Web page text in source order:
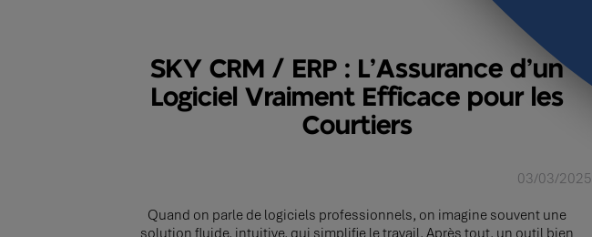
SKY CRM / ERP : L’Assurance d’un
Logiciel Vraiment Efficace pour les
Courtiers
03/03/2025
Quand on parle de logiciels professionnels, on imagine souvent une